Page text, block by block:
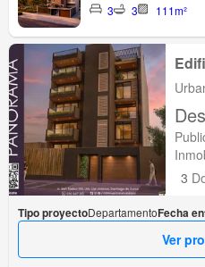
3 3 111m²
I,
3
Tipo proyectoDepartamentoFecha
Ver